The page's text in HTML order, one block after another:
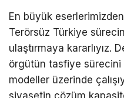
En büyük
Terörsüz Türkiye
ulaştırmaya kararlıyız.
örgütün tasfiye sürecini
modeller üzerinde
siyasetin çözüm